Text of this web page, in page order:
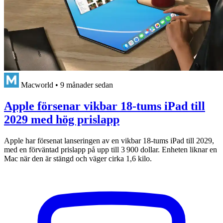
Macworld • 9 månader sedan
Apple försenar vikbar 18-tums iPad till
2029 med hög prislapp
Apple har försenat lanseringen av en vikbar 18-tums iPad till 2029,
med en förväntad prislapp på upp till 3 900 dollar. Enheten liknar en
Mac när den är stängd och väger cirka 1,6 kilo.